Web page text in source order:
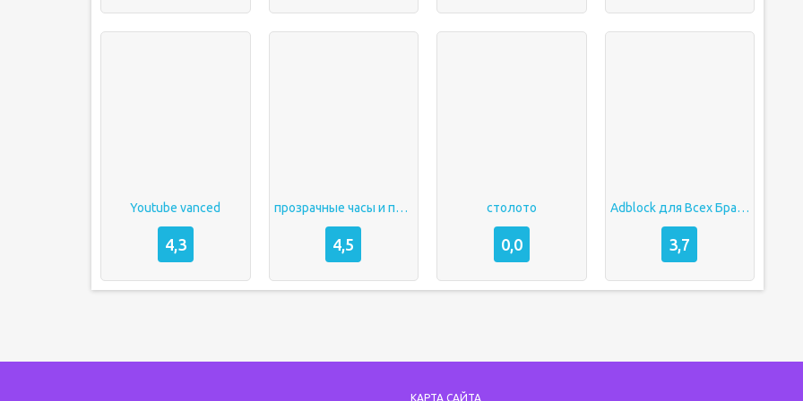
Youtube vanced
4,3
прозрачные часы и погода 4pda
4,5
столото
0,0
Adblock для Всех Браузеров Скачать на Андроид
3,7
КАРТА САЙТА